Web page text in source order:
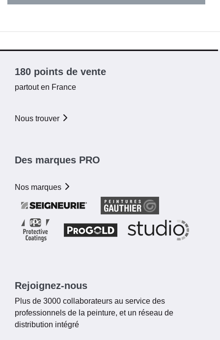
180 points de vente
partout en France
Nous trouver
Des marques PRO
Nos marques
Rejoignez-nous
Plus de 3000 collaborateurs au service des
professionnels de la peinture, et un réseau de
distribution intégré